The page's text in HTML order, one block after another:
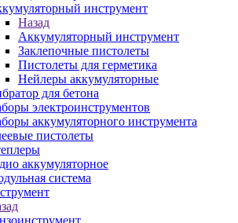
инструмент
Назад
Аккумуляторный инструмент
Заклепочные пистолеты
Пистолеты для герметика
Нейлеры аккумуляторные
для бетона
электроинструментов
аккумуляторного инструмента
пистолеты
аккумуляторное
система